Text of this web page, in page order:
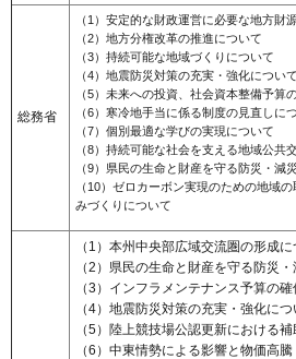
総務省
（1）安定的な財政運営に必要な地方財
（2）地方分権改革の推進について
（3）持続可能な地域づくりについて
（4）地震防災対策の充実・強化について
（5）未来への投資、社会資本整備予算
（6）寒冷地手当に係る制度の見直しに
（7）個別最適な学びの実現について
（8）持続可能な社会を支える地域公共
（9）県民の生命と財産を守る防災・減
（10）ゼロカーボン実現のための地域
みづくりについて
（1）本州中央部広域交流圏の形成に
（2）県民の生命と財産を守る防災
（3）インフラメンテナンス予算の
（4）地震防災対策の充実・強化につ
（5）陸上競技場公認更新における
（6）中東情勢による影響と物価高